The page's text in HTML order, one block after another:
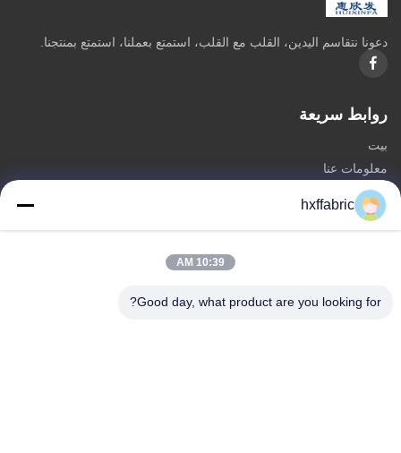
دعونا نتقاسم اليدين، القلب مع القلب، استمتع بعملنا، استمتع بمنتجنا.
روابط سريعة
بيت
معلومات عنا
المنتجات
اتصل بنا
hxffabric
10:39 AM
Good day, what product are you looking for?